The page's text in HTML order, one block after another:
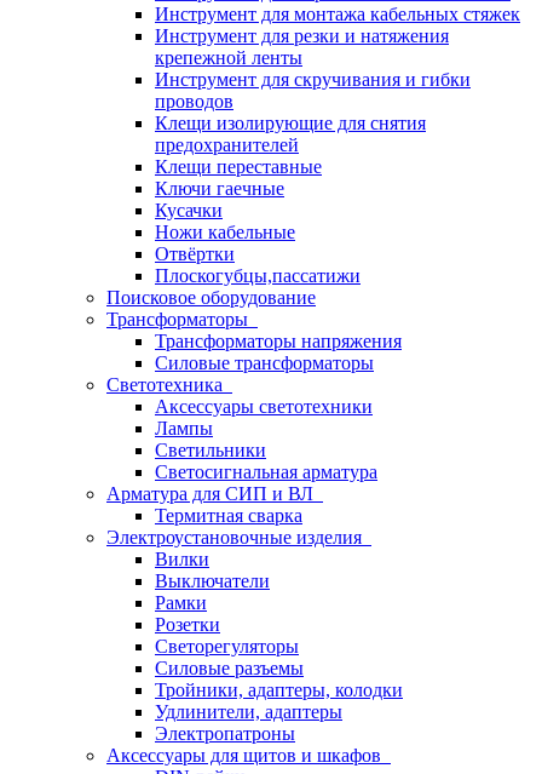
Инструмент для монтажа кабельных стяжек
Инструмент для резки и натяжения
крепежной ленты
Инструмент для скручивания и гибки
проводов
Клещи изолирующие для снятия
предохранителей
Клещи переставные
Ключи гаечные
Кусачки
Ножи кабельные
Отвёртки
Плоскогубцы,пассатижи
Поисковое оборудование
Трансформаторы
Трансформаторы напряжения
Силовые трансформаторы
Светотехника
Аксессуары светотехники
Лампы
Светильники
Светосигнальная арматура
Арматура для СИП и ВЛ
Термитная сварка
Электроустановочные изделия
Вилки
Выключатели
Рамки
Розетки
Светорегуляторы
Силовые разъемы
Тройники, адаптеры, колодки
Удлинители, адаптеры
Электропатроны
Аксессуары для щитов и шкафов